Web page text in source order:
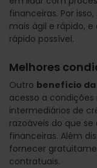
financeiras. Por
mais ágil e rápido,
rápido possível.
Melhores
Outro benefício
acesso a
intermediários de
razoáveis do que
financeiras. Além
fornecer
contratuais.